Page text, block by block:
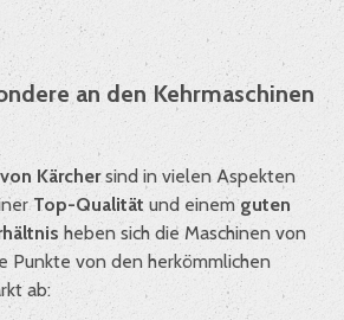
an den Kehrmaschinen
Kärchersind in vielen Aspekten
Top-Qualität und einemguten
heben sich die Maschinen von
Punkte von den herkömmlichen
ab: